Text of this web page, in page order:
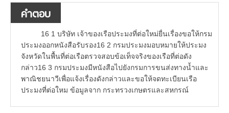
คำตอบ
16 1 บริษัท เจ้าของเรือประมงที่ต่อใหม่ยื่นเรื่องขอให้กรม
ประมงออกหนังสือรับรอง16 2 กรมประมงมอบหมายให้ประมง
จังหวัดในพื้นที่ต่อเรือตรวจสอบข้อเท็จจริงของเรือที่ต่อดัง
กล่าว16 3 กรมประมงมีหนังสือไปยังกรมการขนส่งทางน้ำและ
พาณิชยนาวีเพื่อแจ้งเรื่องดังกล่าวและขอให้จดทะเบียนเรือ
ประมงที่ต่อใหม ข้อมูลจาก กระทรวงเกษตรและสหกรณ์